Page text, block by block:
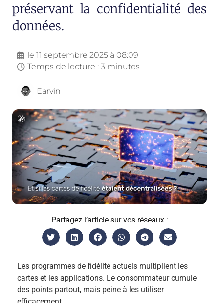
préservant la confidentialité des
données.
le 11 septembre 2025 à 08:09
Temps de lecture : 3 minutes
Earvin
Partagez l’article sur vos réseaux :
Les programmes de fidélité actuels multiplient les
cartes et les applications. Le consommateur cumule
des points partout, mais peine à les utiliser